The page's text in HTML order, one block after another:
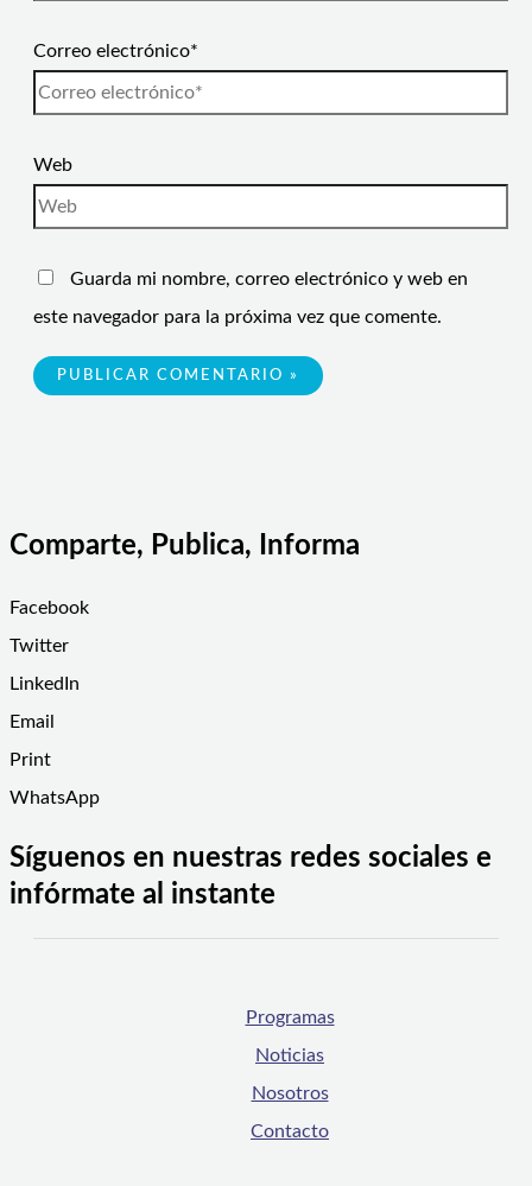
Correo electrónico*
Web
Guarda mi nombre, correo electrónico y web en
este navegador para la próxima vez que comente.
Comparte, Publica, Informa
Facebook
Twitter
LinkedIn
Email
Print
WhatsApp
Síguenos en nuestras redes sociales e
infórmate al instante
Programas
Noticias
Nosotros
Contacto